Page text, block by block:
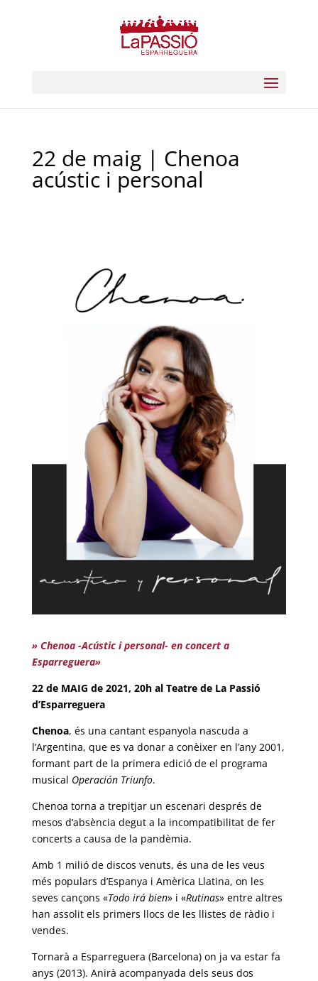
22 de maig | Chenoa
acústic i personal
» Chenoa -Acústic i personal- en concert a
Esparreguera»
22 de MAIG de 2021, 20h al Teatre de La Passió
d’Esparreguera
Chenoa, és una cantant espanyola nascuda a
l’Argentina, que es va donar a conèixer en l’any 2001,
formant part de la primera edició de el programa
musical Operación Triunfo.
Chenoa torna a trepitjar un escenari després de
mesos d’absència degut a la incompatibilitat de fer
concerts a causa de la pandèmia.
Amb 1 milió de discos venuts, és una de les veus
més populars d’Espanya i Amèrica Llatina, on les
seves cançons «Todo irá bien» i «Rutinas» entre altres
han assolit els primers llocs de les llistes de ràdio i
vendes.
Tornarà a Esparreguera (Barcelona) on ja va estar fa
anys (2013). Anirà acompanyada dels seus dos